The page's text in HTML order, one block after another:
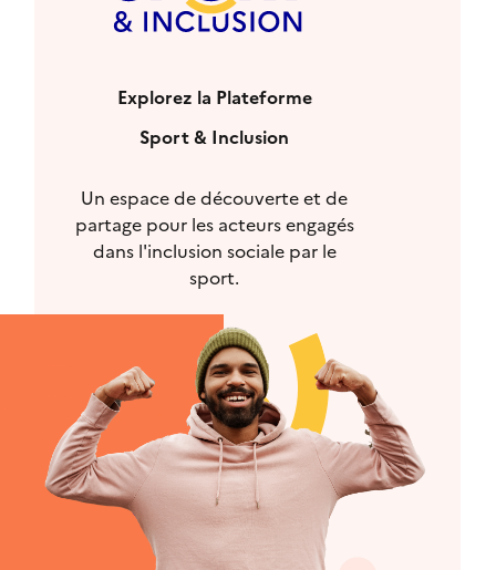
Explorez la Plateforme
Sport & Inclusion
Un espace de découverte et de
partage pour les acteurs engagés
dans l'inclusion sociale par le
sport.